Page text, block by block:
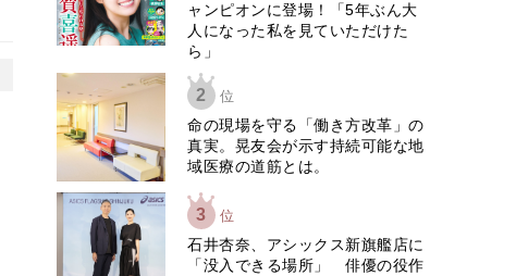
ャンピオンに登場！「5年ぶん大
人になった私を見ていただけた
ら」
2 位
​命の現場を守る「働き方改革」の
真実。晃友会が示す持続可能な地
域医療の道筋とは。
3 位
石井杏奈、アシックス新旗艦店に
「没入できる場所」 俳優の役作